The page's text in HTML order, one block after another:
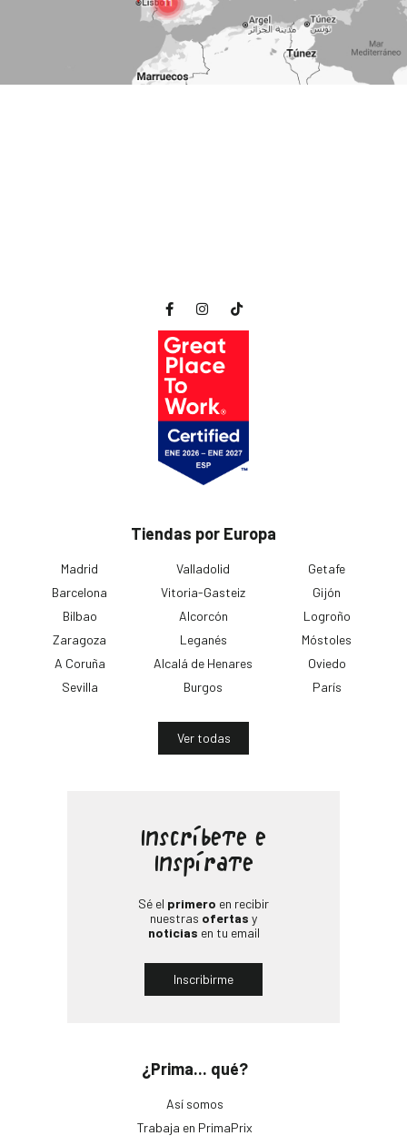
Tiendas por Europa
Madrid
Barcelona
Bilbao
Zaragoza
A Coruña
Sevilla
Valladolid
Vitoria-Gasteiz
Alcorcón
Leganés
Alcalá de Henares
Burgos
Getafe
Gijón
Logroño
Móstoles
Oviedo
París
Ver todas
¿Prima... qué?
Así somos
Trabaja en PrimaPrix
Inscríbete e
Inspírate
Sé el primero en recibir
nuestras ofertas y
noticias en tu email
Inscribirme